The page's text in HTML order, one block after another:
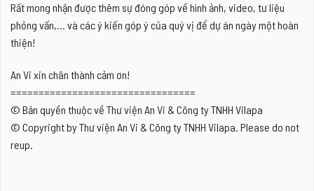
Rất mong nhận được thêm sự đóng góp về hình ảnh, video, tư liệu
phỏng vấn,... và các ý kiến góp ý của quý vị để dự án ngày một hoàn
thiện!
An Vi xin chân thành cảm ơn!
=================================
© Bản quyền thuộc về Thư viện An Vi & Công ty TNHH Vilapa
© Copyright by Thư viện An Vi & Công ty TNHH Vilapa. Please do not
reup.